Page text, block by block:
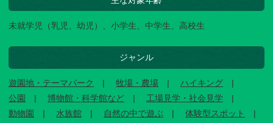
未就学児（乳児、幼児）、小学生、中学生、高校生
ジャンル
遊園地・テーマパーク 牧場・農場
ハイキング
公園
博物館・科学館など
工場見学・社会見学
動物園
水族館 自然の中で遊ぶ
体験型スポット